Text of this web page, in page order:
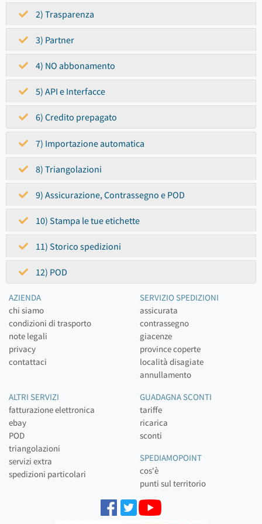
2) Trasparenza
3) Partner
4) NO abbonamento
5) API e Interfacce
6) Credito prepagato
7) Importazione automatica
8) Triangolazioni
9) Assicurazione, Contrassegno e POD
10) Stampa le tue etichette
11) Storico spedizioni
12) POD
AZIENDA
chi siamo
condizioni di trasporto
note legali
privacy
contattaci
SERVIZIO SPEDIZIONI
assicurata
contrassegno
giacenze
province coperte
località disagiate
annullamento
ALTRI SERVIZI
fatturazione elettronica
ebay
POD
triangolazioni
servizi extra
spedizioni particolari
GUADAGNA SCONTI
tariffe
ricarica
sconti
SPEDIAMOPOINT
cos'è
punti sul territorio